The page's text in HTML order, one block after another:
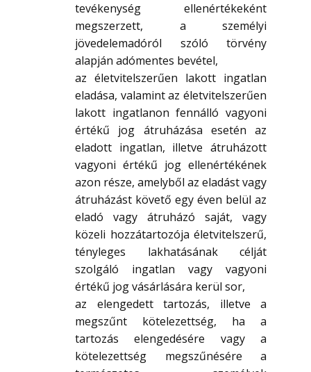
tevékenység ellenértékeként
megszerzett, a személyi
jövedelemadóról szóló törvény
alapján adómentes bevétel,
az életvitelszerűen lakott ingatlan
eladása, valamint az életvitelszerűen
lakott ingatlanon fennálló vagyoni
értékű jog átruházása esetén az
eladott ingatlan, illetve átruházott
vagyoni értékű jog ellenértékének
azon része, amelyből az eladást vagy
átruházást követő egy éven belül az
eladó vagy átruházó saját, vagy
közeli hozzátartozója életvitelszerű,
tényleges lakhatásának célját
szolgáló ingatlan vagy vagyoni
értékű jog vásárlására kerül sor,
az elengedett tartozás, illetve a
megszűnt kötelezettség, ha a
tartozás elengedésére vagy a
kötelezettség megszűnésére a